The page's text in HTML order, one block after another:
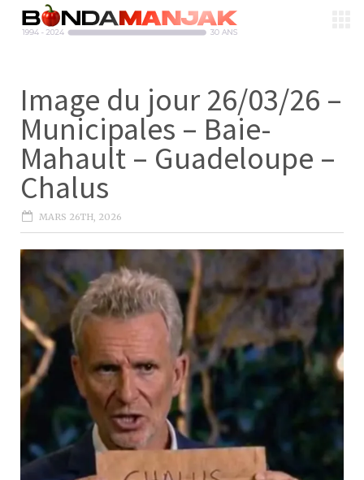
Image du jour 26/03/26 –
Municipales – Baie-
Mahault – Guadeloupe –
Chalus
MARS 26TH, 2026